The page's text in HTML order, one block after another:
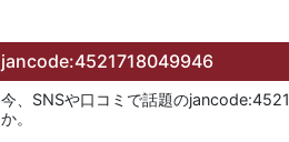
jancode:4521718049946
今、SNSや口コミで話題の
か。